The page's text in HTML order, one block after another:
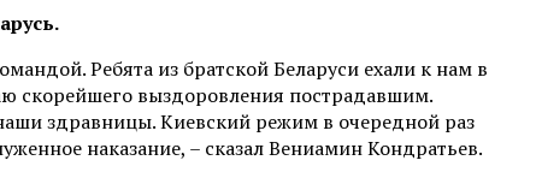
Ребята из братской Беларуси ехали к нам в
скорейшего выздоровления пострадавшим.
здравницы. Киевский режим в очередной раз
наказание, – сказал Вениамин Кондратьев.